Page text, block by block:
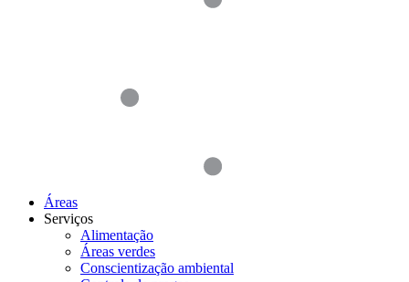
Áreas
Serviços
Alimentação
Áreas verdes
Conscientização ambiental